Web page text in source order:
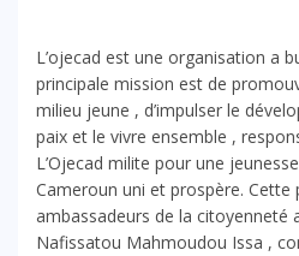
L’ojecad est une organisation a
principale mission est de
milieu jeune , d’impulser le
paix et le vivre ensemble ,
L’Ojecad milite pour une
Cameroun uni et prospère. Cette
ambassadeurs de la citoyenneté
Nafissatou Mahmoudou Issa ,